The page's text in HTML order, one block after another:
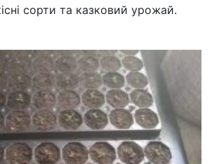
сорти та казковий урожай.